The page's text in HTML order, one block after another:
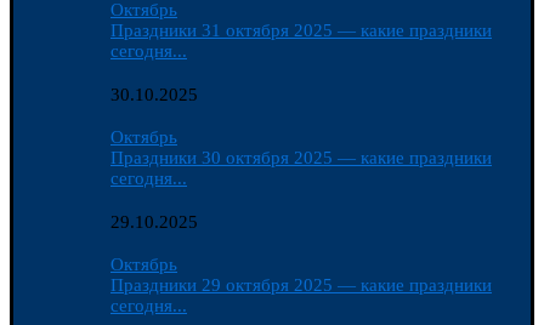
Октябрь
Праздники 31 октября 2025 — какие праздники
сегодня...
30.10.2025
Октябрь
Праздники 30 октября 2025 — какие праздники
сегодня...
29.10.2025
Октябрь
Праздники 29 октября 2025 — какие праздники
сегодня...